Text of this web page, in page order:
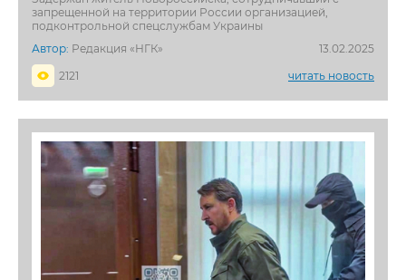
запрещенной на территории России организацией,
подконтрольной спецслужбам Украины
Автор: Редакция «НГК»
13.02.2025
2121
читать новость